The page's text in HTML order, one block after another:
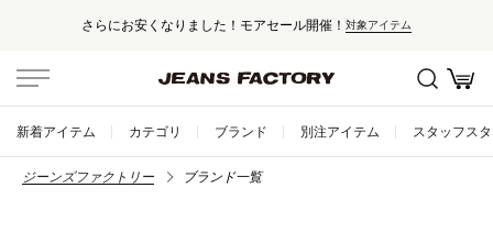
さらにお安くなりました！モアセール開催！ 対象アイテム
新着アイテム カテゴリ ブランド 別注アイテム スタッフス
ジーンズファクトリー ブランド一覧